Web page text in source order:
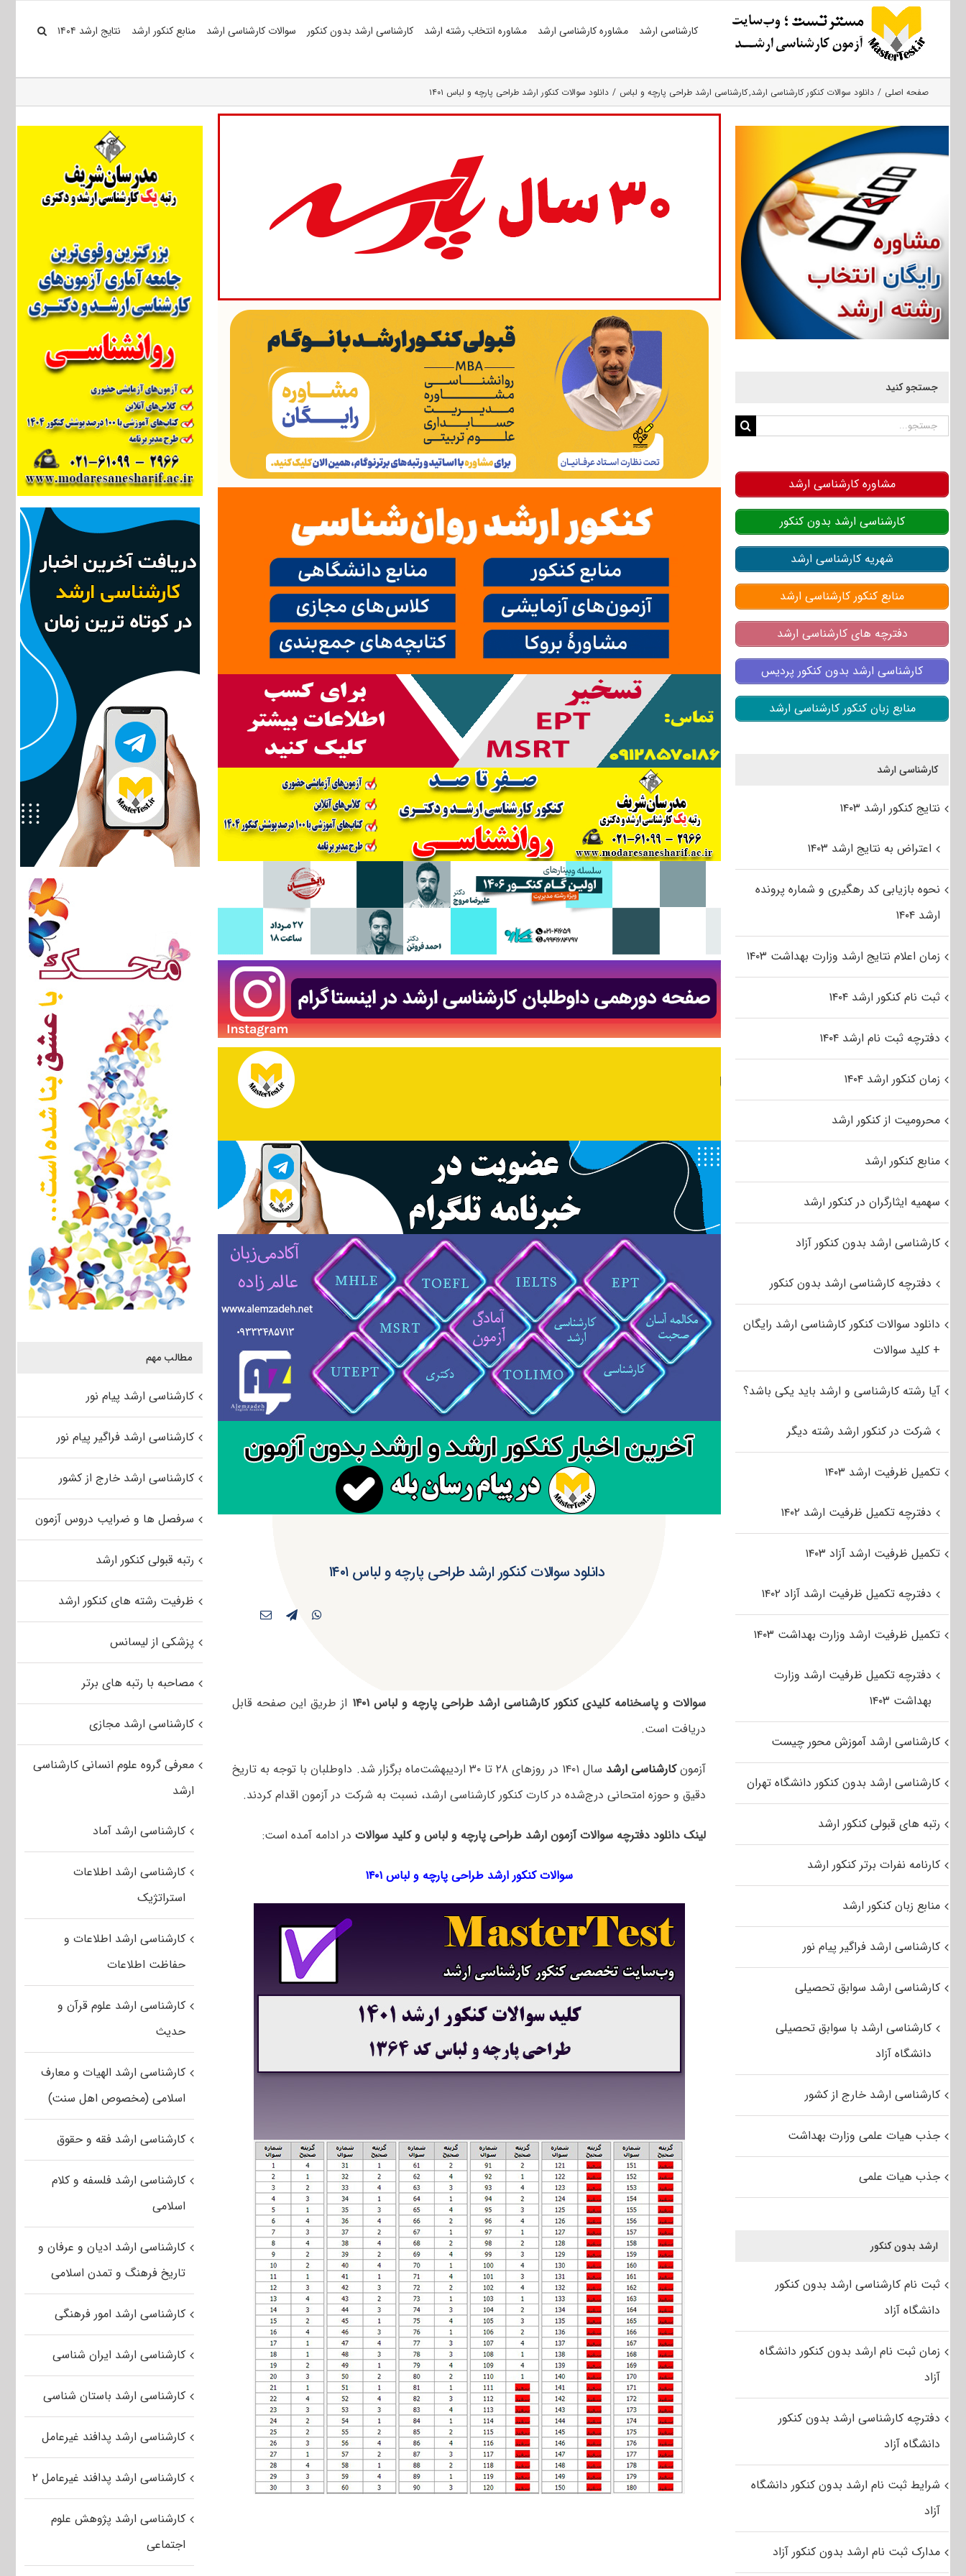
کارشناسی ارشد مشاوره کارشناسی ارشد مشاوره انتخاب رشته ارشد کارشناسی ارشد بدون کنکور سوالات کارشناسی ارشد منابع کنکور ارشد نتایج ارشد ۱۴۰۴
صفحه اصلی دانلود سوالات کنکور کارشناسی ارشد کارشناسی ارشد طراحی پارچه و لباس دانلود سوالات کنکور ارشد طراحی پارچه و لباس ۱۴۰۱
دانلود سوالات کنکور ارشد طراحی پارچه و لباس ۱۴۰۱
سوالات و پاسخنامه کلیدی کنکور کارشناسی ارشد طراحی پارچه و لباس ۱۴۰۱
از طریق این صفحه قابل
دریافت است.
آزمونکارشناسی ارشد
سال ۱۴۰۱ در روزهای ۲۸ تا ۳۰ اردیبهشت‌ماه برگزار شد. داوطلبان با توجه به تاریخ
دقیق و حوزه امتحانی درج‌شده در کارت کنکور کارشناسی ارشد، نسبت به شرکت در آزمون اقدام کردند.
لینک دانلود دفترچه سوالات آزمون ارشد طراحی پارچه و لباس و کلید سوالاتدر ادامه آمده است:
سوالات کنکور ارشد طراحی پارچه و لباس ۱۴۰۱
مطالب مهم
کارشناسی ارشد پیام نور
کارشناسی ارشد فراگیر پیام نور
کارشناسی ارشد خارج از کشور
سرفصل ها و ضرایب دروس آزمون
رتبه قبولی کنکور ارشد
ظرفیت رشته های کنکور ارشد
پزشکی از لیسانس
مصاحبه با رتبه های برتر
کارشناسی ارشد مجازی
معرفی گروه علوم انسانی کارشناسی
ارشد
کارشناسی ارشد آماد
کارشناسی ارشد اطلاعات
استراتژیک
کارشناسی ارشد اطلاعات و
حفاظت اطلاعات
کارشناسی ارشد علوم قرآن و
حدیث
کارشناسی ارشد الهیات و معارف
اسلامی (مخصوص اهل سنت)
کارشناسی ارشد فقه و حقوق
کارشناسی ارشد فلسفه و کلام
اسلامی
کارشناسی ارشد ادیان و عرفان و
تاریخ فرهنگ و تمدن اسلامی
کارشناسی ارشد امور فرهنگی
کارشناسی ارشد ایران شناسی
کارشناسی ارشد باستان شناسی
کارشناسی ارشد پدافند غیرعامل
کارشناسی ارشد پدافند غیرعامل ۲
کارشناسی ارشد پژوهش علوم
اجتماعی
جستجو کنید
جستجو
مشاوره کارشناسی ارشد
کارشناسی ارشد بدون کنکور
شهریه کارشناسی ارشد
منابع کنکور کارشناسی ارشد
دفترچه های کارشناسی ارشد
کارشناسی ارشد بدون کنکور پردیس
منابع زبان کنکور کارشناسی ارشد
کارشناسی ارشد
نتایج کنکور ارشد ۱۴۰۳
اعتراض به نتایج ارشد ۱۴۰۳
نحوه بازیابی کد رهگیری و شماره پرونده
ارشد ۱۴۰۴
زمان اعلام نتایج ارشد وزارت بهداشت ۱۴۰۳
ثبت نام کنکور ارشد ۱۴۰۴
دفترچه ثبت نام ارشد ۱۴۰۴
زمان کنکور ارشد ۱۴۰۴
محرومیت از کنکور ارشد
منابع کنکور ارشد
سهمیه ایثارگران در کنکور ارشد
کارشناسی ارشد بدون کنکور آزاد
دفترچه کارشناسی ارشد بدون کنکور
دانلود سوالات کنکور کارشناسی ارشد رایگان
+ کلید سوالات
آیا رشته کارشناسی و ارشد باید یکی باشد؟
شرکت در کنکور ارشد رشته دیگر
تکمیل ظرفیت ارشد ۱۴۰۳
دفترچه تکمیل ظرفیت ارشد ۱۴۰۲
تکمیل ظرفیت ارشد آزاد ۱۴۰۳
دفترچه تکمیل ظرفیت ارشد آزاد ۱۴۰۲
تکمیل ظرفیت ارشد وزارت بهداشت ۱۴۰۳
دفترچه تکمیل ظرفیت ارشد وزارت
بهداشت ۱۴۰۳
کارشناسی ارشد آموزش محور چیست
کارشناسی ارشد بدون کنکور دانشگاه تهران
رتبه های قبولی کنکور ارشد
کارنامه نفرات برتر کنکور ارشد
منابع زبان کنکور ارشد
کارشناسی ارشد فراگیر پیام نور
کارشناسی ارشد سوابق تحصیلی
کارشناسی ارشد با سوابق تحصیلی
دانشگاه آزاد
کارشناسی ارشد خارج از کشور
جذب هیات علمی وزارت بهداشت
جذب هیات علمی
ارشد بدون کنکور
ثبت نام کارشناسی ارشد بدون کنکور
دانشگاه آزاد
زمان ثبت نام ارشد بدون کنکور دانشگاه
آزاد
دفترچه کارشناسی ارشد بدون کنکور
دانشگاه آزاد
شرایط ثبت نام ارشد بدون کنکور دانشگاه
آزاد
مدارک ثبت نام ارشد بدون کنکور آزاد